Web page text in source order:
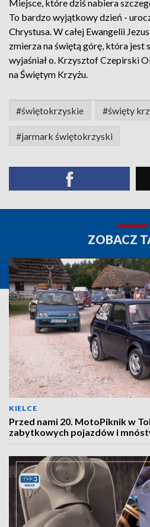
Miejsce, które dziś nabiera
To bardzo wyjątkowy dzień -
Chrystusa. W całej Ewangelii
zmierza na świętą górę, która jest
wyjaśniał o. Krzysztof Czepirski
na Świętym Krzyżu.
#świętokrzyskie #święty
#jarmark świętokrzyski
ZOBACZ
KIELCE
Przed nami 20. MotoPiknik w
zabytkowych pojazdów i